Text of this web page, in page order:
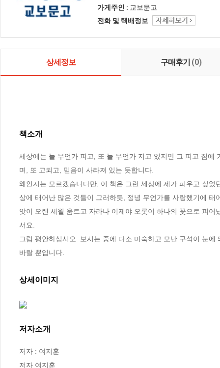
가게주인 : 교보문고
전화 및 택배정보
상세정보 구매후기 (0)
책소개
세상에는 늘 무언가 피고, 또 늘 무언가 지고 있지만 그 피고 짐
며, 또 고되고, 믿음이 사라져 있는 듯합니다.
왜인지는 모르겠습니다만, 이 책은 그런 세상에 제가 피우고 싶
상에 태어난 많은 것들이 그러하듯, 정녕 무언가를 사랑했기에
앗이 오랜 세월 움트고 자라나 이제야 오롯이 하나의 꽃으로 피
서요.
그럼 평안하십시오. 보시는 중에 다소 미숙하고 모난 구석이 눈
바랄 뿐입니다.
상세이미지
저자소개
저자 : 여지훈
저자 여지훈